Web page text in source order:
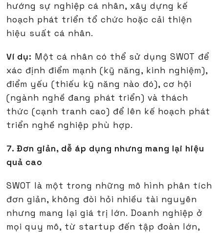
hướng sự nghiệp cá nhân, xây dựng kế
hoạch phát triển tổ chức hoặc cải thiện
hiệu suất cá nhân.
Ví dụ: Một cá nhân có thể sử dụng SWOT để
xác định điểm mạnh (kỹ năng, kinh nghiệm),
điểm yếu (thiếu kỹ năng nào đó), cơ hội
(ngành nghề đang phát triển) và thách
thức (cạnh tranh cao) để lên kế hoạch phát
triển nghề nghiệp phù hợp.
7. Đơn giản, dễ áp dụng nhưng mang lại hiệu
quả cao
SWOT là một trong những mô hình phân tích
đơn giản, không đòi hỏi nhiều tài nguyên
nhưng mang lại giá trị lớn. Doanh nghiệp ở
mọi quy mô, từ startup đến tập đoàn lớn,